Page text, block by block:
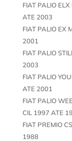
FIAT PALIO
ATE 2003
FIAT PALIO EX
2001
FIAT PALIO
2003
FIAT PALIO
ATE 2001
FIAT PALIO
CIL 1997 ATE
FIAT PREMIO
1988